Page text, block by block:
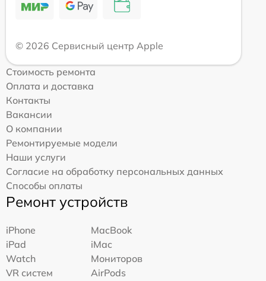
© 2026 Сервисный центр Apple
Стоимость ремонта
Оплата и доставка
Контакты
Вакансии
О компании
Ремонтируемые модели
Наши услуги
Согласие на обработку персональных данных
Способы оплаты
Ремонт устройств
iPhone
MacBook
iPad
iMac
Watch
Мониторов
VR систем
AirPods